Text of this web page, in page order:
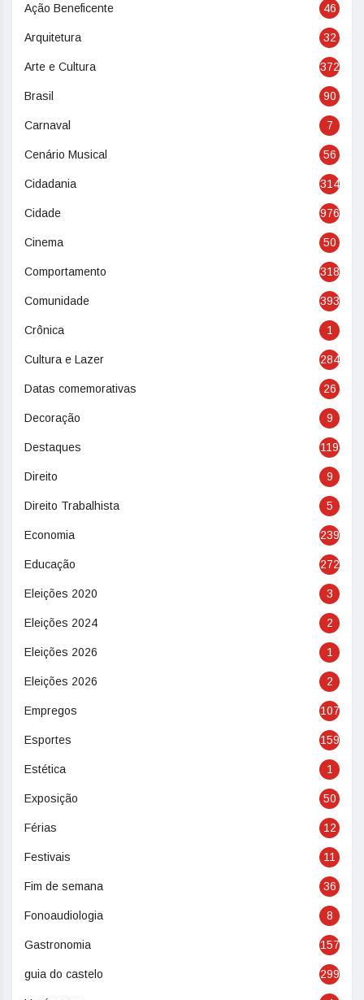
Ação Beneficente 46
Arquitetura 32
Arte e Cultura 372
Brasil 90
Carnaval 7
Cenário Musical 56
Cidadania 314
Cidade 976
Cinema 50
Comportamento 318
Comunidade 393
Crônica 1
Cultura e Lazer 284
Datas comemorativas 26
Decoração 9
Destaques 119
Direito 9
Direito Trabalhista 5
Economia 239
Educação 272
Eleições 2020 3
Eleições 2024 2
Eleições 2026 1
Eleições 2026 2
Empregos 107
Esportes 159
Estética 1
Exposição 50
Férias 12
Festivais 11
Fim de semana 36
Fonoaudiologia 8
Gastronomia 157
guia do castelo 299